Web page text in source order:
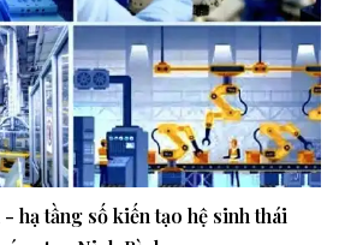
hạ tầng số kiến tạo hệ sinh thái